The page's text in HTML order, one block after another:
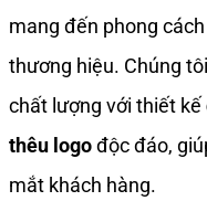
mang đến phong
thương hiệu. Chúng
chất lượng với thiết kế
thêu logođộc đáo,
mắt khách hàng.